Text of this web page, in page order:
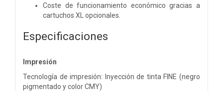
Coste de funcionamiento económico gracias a
cartuchos XL opcionales.
Especificaciones
Impresión
Tecnología de impresión: Inyección de tinta FINE (negro
pigmentado y color CMY)